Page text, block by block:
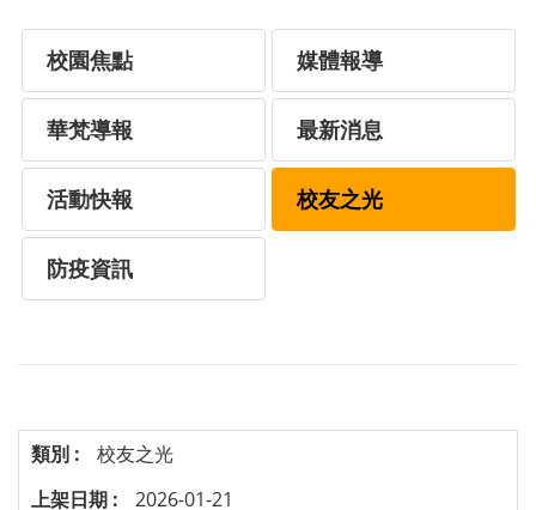
校園焦點 媒體報導
華梵導報 最新消息
活動快報 校友之光
防疫資訊
校友之光
2026-01-21